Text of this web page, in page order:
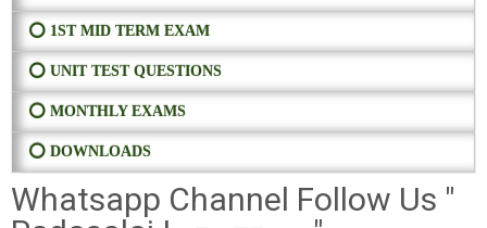
⭕ 1ST MID TERM EXAM
⭕ UNIT TEST QUESTIONS
⭕ MONTHLY EXAMS
⭕ DOWNLOADS
Whatsapp Channel Follow Us "